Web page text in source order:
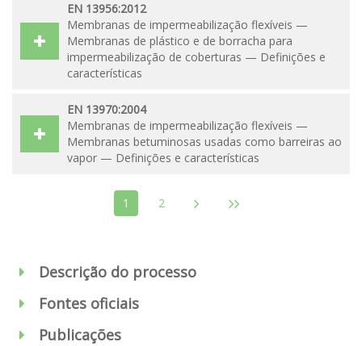
EN 13956:2012
Membranas de impermeabilização flexíveis —
Membranas de plástico e de borracha para
impermeabilização de coberturas — Definições e
características
EN 13970:2004
Membranas de impermeabilização flexíveis —
Membranas betuminosas usadas como barreiras ao
vapor — Definições e características
1 2
Descrição do processo
Fontes oficiais
Publicações